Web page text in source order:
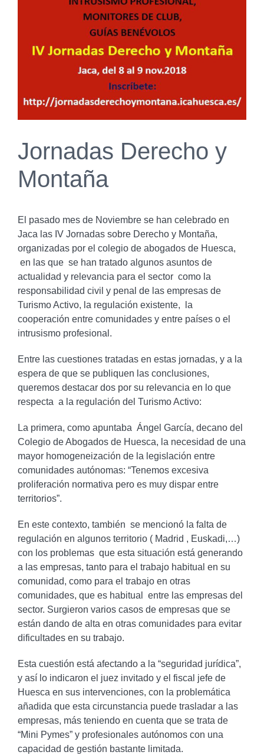
Jornadas Derecho y
Montaña
El pasado mes de Noviembre se han celebrado en
Jaca las IV Jornadas sobre Derecho y Montaña,
organizadas por el colegio de abogados de Huesca,
en las que se han tratado algunos asuntos de
actualidad y relevancia para el sector como la
responsabilidad civil y penal de las empresas de
Turismo Activo, la regulación existente, la
cooperación entre comunidades y entre países o el
intrusismo profesional.
Entre las cuestiones tratadas en estas jornadas, y a la
espera de que se publiquen las conclusiones,
queremos destacar dos por su relevancia en lo que
respecta a la regulación del Turismo Activo:
La primera, como apuntaba Ángel García, decano del
Colegio de Abogados de Huesca, la necesidad de una
mayor homogeneización de la legislación entre
comunidades autónomas: “Tenemos excesiva
proliferación normativa pero es muy dispar entre
territorios”.
En este contexto, también se mencionó la falta de
regulación en algunos territorio ( Madrid , Euskadi,…)
con los problemas que esta situación está generando
a las empresas, tanto para el trabajo habitual en su
comunidad, como para el trabajo en otras
comunidades, que es habitual entre las empresas del
sector. Surgieron varios casos de empresas que se
están dando de alta en otras comunidades para evitar
dificultades en su trabajo.
Esta cuestión está afectando a la “seguridad jurídica”,
y así lo indicaron el juez invitado y el fiscal jefe de
Huesca en sus intervenciones, con la problemática
añadida que esta circunstancia puede trasladar a las
empresas, más teniendo en cuenta que se trata de
“Mini Pymes” y profesionales autónomos con una
capacidad de gestión bastante limitada.